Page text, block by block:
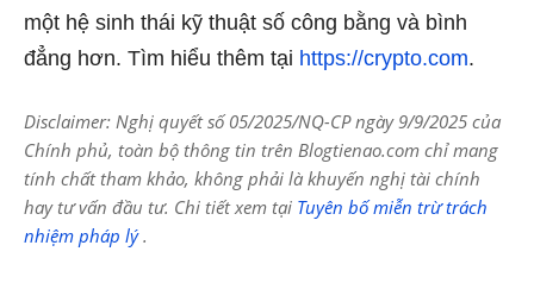
một hệ sinh thái kỹ thuật số công bằng và bình
đẳng hơn. Tìm hiểu thêm tại https://crypto.com.
Disclaimer: Nghị quyết số 05/2025/NQ-CP ngày 9/9/2025 của
Chính phủ, toàn bộ thông tin trên Blogtienao.com chỉ mang
tính chất tham khảo, không phải là khuyến nghị tài chính
hay tư vấn đầu tư. Chi tiết xem tại Tuyên bố miễn trừ trách
nhiệm pháp lý.